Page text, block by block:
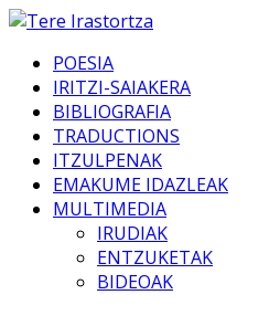
POESIA
IRITZI-SAIAKERA
BIBLIOGRAFIA
TRADUCTIONS
ITZULPENAK
EMAKUME IDAZLEAK
MULTIMEDIA
IRUDIAK
ENTZUKETAK
BIDEOAK